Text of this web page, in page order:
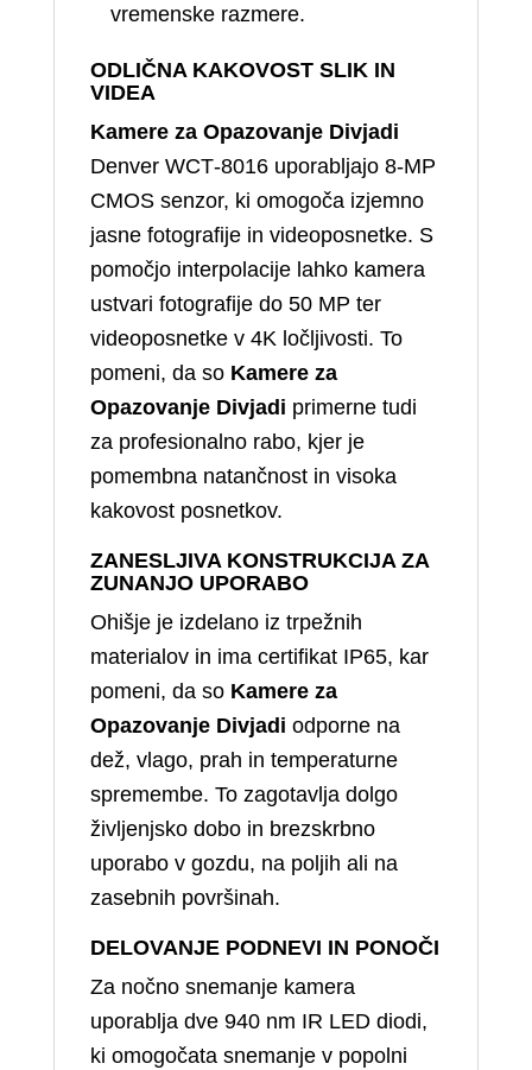
vremenske razmere.
ODLIČNA KAKOVOST SLIK IN
VIDEA
Kamere za Opazovanje Divjadi
Denver WCT‑8016 uporabljajo 8‑MP
CMOS senzor, ki omogoča izjemno
jasne fotografije in videoposnetke. S
pomočjo interpolacije lahko kamera
ustvari fotografije do 50 MP ter
videoposnetke v 4K ločljivosti. To
pomeni, da so Kamere za
Opazovanje Divjadi primerne tudi
za profesionalno rabo, kjer je
pomembna natančnost in visoka
kakovost posnetkov.
ZANESLJIVA KONSTRUKCIJA ZA
ZUNANJO UPORABO
Ohišje je izdelano iz trpežnih
materialov in ima certifikat IP65, kar
pomeni, da so Kamere za
Opazovanje Divjadi odporne na
dež, vlago, prah in temperaturne
spremembe. To zagotavlja dolgo
življenjsko dobo in brezskrbno
uporabo v gozdu, na poljih ali na
zasebnih površinah.
DELOVANJE PODNEVI IN PONOČI
Za nočno snemanje kamera
uporablja dve 940 nm IR LED diodi,
ki omogočata snemanje v popolni